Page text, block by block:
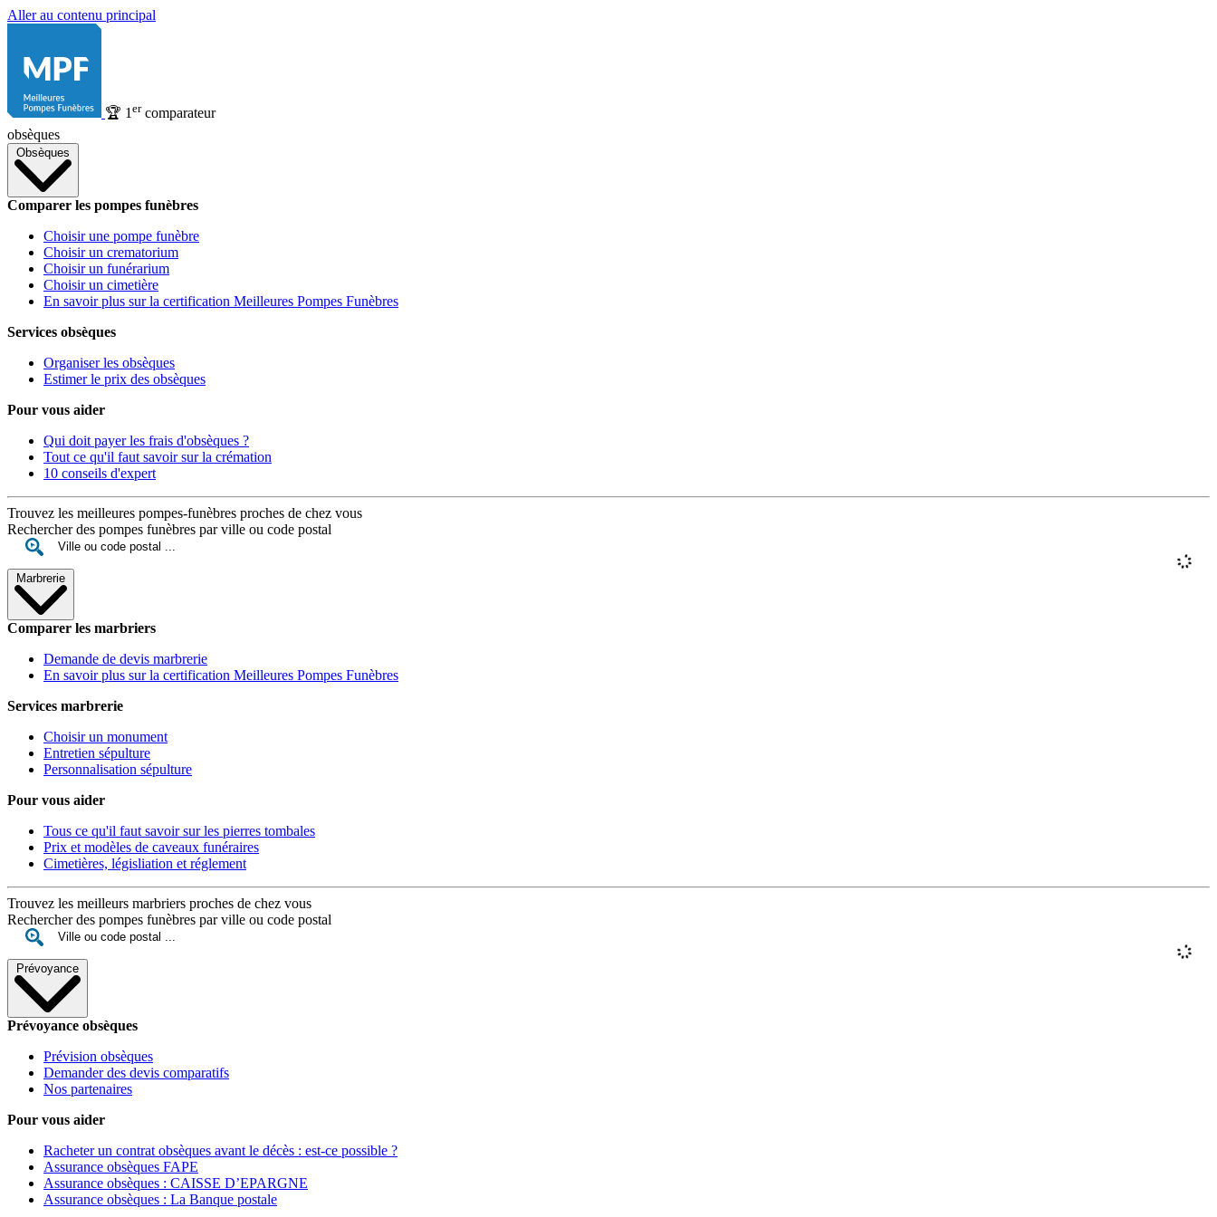
Aller au contenu principal
🏆 1 ercomparateur
obsèques
Obsèques
Comparer les pompes funèbres
Choisir une pompe funèbre
Choisir un crematorium
Choisir un funérarium
Choisir un cimetière
En savoir plus sur la certification Meilleures Pompes Funèbres
Services obsèques
Organiser les obsèques
Estimer le prix des obsèques
Pour vous aider
Qui doit payer les frais d'obsèques ?
Tout ce qu'il faut savoir sur la crémation
10 conseils d'expert
Trouvez les meilleures pompes-funèbres proches de chez vous
Rechercher des pompes funèbres par ville ou code postal
Marbrerie
Comparer les marbriers
Demande de devis marbrerie
En savoir plus sur la certification Meilleures Pompes Funèbres
Services marbrerie
Choisir un monument
Entretien sépulture
Personnalisation sépulture
Pour vous aider
Tous ce qu'il faut savoir sur les pierres tombales
Prix et modèles de caveaux funéraires
Cimetières, législiation et réglement
Trouvez les meilleurs marbriers proches de chez vous
Rechercher des pompes funèbres par ville ou code postal
Prévoyance
Prévoyance obsèques
Prévision obsèques
Demander des devis comparatifs
Nos partenaires
Pour vous aider
Racheter un contrat obsèques avant le décès : est-ce possible ?
Assurance obsèques FAPE
Assurance obsèques : CAISSE D’EPARGNE
Assurance obsèques : La Banque postale